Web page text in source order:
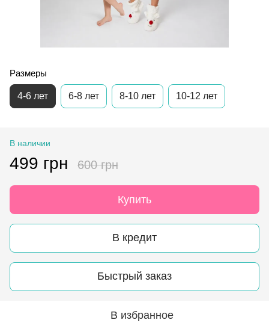
Размеры
4-6 лет 6-8 лет 8-10 лет 10-12 лет
В наличии
499 грн 600 грн
Купить
В кредит
Быстрый заказ
В избранное